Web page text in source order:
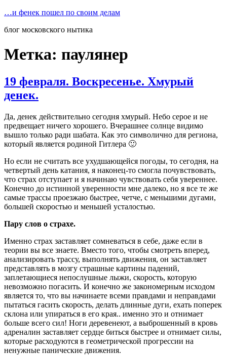
Перейти
содержимому
…и фенек пошел по своим делам
блог московского нытика
Метка: паулянер
19 февраля. Воскресенье. Хмурый
денек.
Да, денек действительно сегодня хмурый. Небо серое и не
предвещает ничего хорошего. Вчерашнее солнце видимо
вышло только ради шабата. Как это символично для региона,
который является родиной Гитлера 🙂
Но если не считать все ухудшающейся погоды, то сегодня, на
четвертый день катания, я наконец-то смогла почувствовать,
что страх отступает и я начинаю чувствовать себя увереннее.
Конечно до истинной уверенности мне далеко, но я все те же
самые трассы проезжаю быстрее, четче, с меньшими дугами,
большей скоростью и меньшей усталостью.
Пару слов о страхе.
Именно страх заставляет сомневаться в себе, даже если в
теории вы все знаете. Вместо того, чтобы смотреть вперед,
анализировать трассу, выполнять движения, он заставляет
представлять в мозгу страшные картины падений,
заплетающиеся непослушные лыжи, скорость, которую
невозможно погасить. И конечно же закономерным исходом
является то, что вы начинаете всеми правдами и неправдами
пытаться гасить скорость, делать длинные дуги, ехать поперек
склона или упираться в его края.. именно это и отнимает
больше всего сил! Ноги деревенеют, а выброшенный в кровь
адреналин заставляет сердце биться быстрее и отнимает силы,
которые расходуются в геометрической прогрессии на
ненужные панические движения.